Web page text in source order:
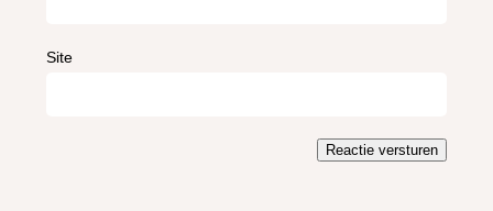
Site
Reactie versturen